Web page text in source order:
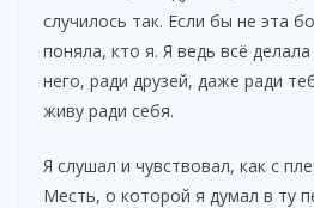
случилось так. Если бы не эта
поняла, кто я. Я ведь всё
него, ради друзей, даже ради
живу ради себя.
Я слушал и чувствовал, как с
Месть, о которой я думал в ту